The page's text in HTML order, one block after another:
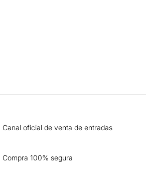
Canal oficial de venta de entradas
Compra 100% segura